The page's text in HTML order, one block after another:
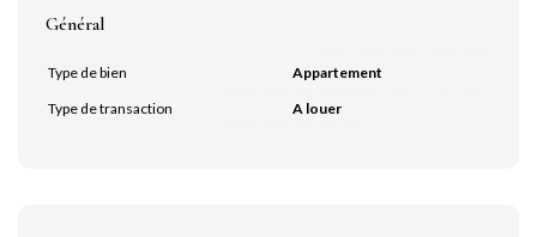
Général
Type de bien
Appartement
Type de transaction
A louer